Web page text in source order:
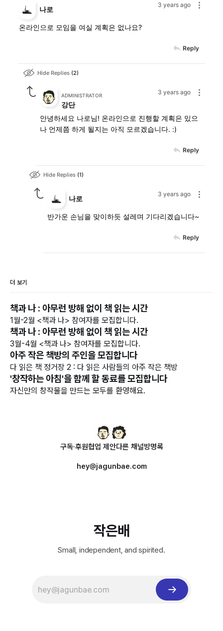
3 years ago
나로
온라인으로 모임을 여실 계획은 없나요?
Reply
Hide Replies 2
3 years ago
ADMINISTRATOR
강단
안녕하세요 나로님! 온라인으로 진행할 계획은 있으
나 언제쯤 하게 될지는 아직 모르겠습니다. :)
Reply
Hide Replies 1
3 years ago
나로
반가운 손님을 맞이하듯 설레며 기다리겠습니다~
Reply
더 보기
책과 나 : 아무런 방해 없이 책 읽는 시간
1월-2월 <책과 나> 참여자를 모집합니다.
책과 나 : 아무런 방해 없이 책 읽는 시간
3월-4월 <책과 나> 참여자를 모집합니다.
아주 작은 책방의 주인을 모집합니다
다 읽은 책 정거장 2 : 다 읽은 사람들의 아주 작은 책방
'창작하는 아침'을 함께 할 동료를 모집합니다
자신만의 창작물을 만드는 모두를 환영해요.
구독·후원협업 제안다른 채널방명록
hey@jagunbae.com
작은배
Small, independent, and spirited.